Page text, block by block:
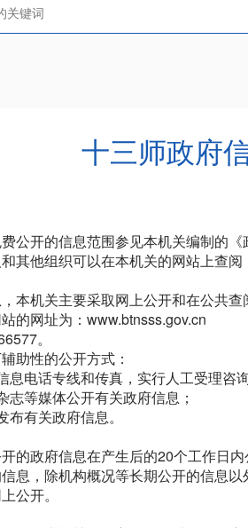
十三师政府
公开的信息范围参见本机关编制的
其他组织可以在本机关的网站上查阅
本机关主要采取网上公开和在公共查
的网址为：www.btnsss.gov.cn
。
助性的公开方式：
息电话专线和传真，实行人工受理咨
志等媒体公开有关政府信息；
有关政府信息。
的政府信息在产生后的20个工作日
息，除机构概况等长期公开的信息
公开。